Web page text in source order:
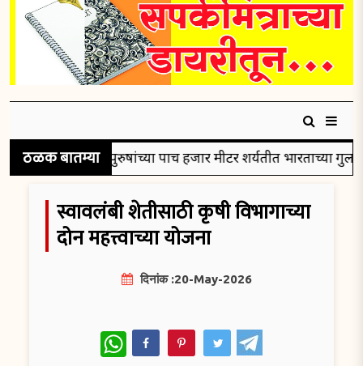
ठळक बातम्यापुरुषांच्या पाच हजार मीटर शर्यतीत भारताच्या
स्वावलंबी शेतीसाठी कृषी विभागाच्या
दोन महत्त्वाच्या योजना
दिनांक :20-May-2026
WhatsApp